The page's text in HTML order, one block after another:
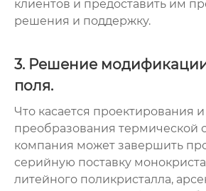
клиентов и предоставить им
решения и поддержку.
3. Решение
поля.
Что касается проектирования и
преобразования термической
компания может завершить
серийную поставку
литейного поликристалла,